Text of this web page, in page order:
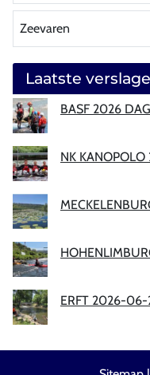
Zeevaren
Laatste
BASF 2026
NK
ERFT 2026-06-